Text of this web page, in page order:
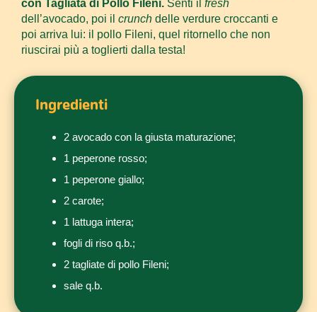
con Tagliata di Pollo Fileni. Senti il fresh
dell’avocado, poi il crunch delle verdure croccanti e
poi arriva lui: il pollo Fileni, quel ritornello che non
riuscirai più a toglierti dalla testa!
Ingredienti
2 avocado con la giusta maturazione;
1 peperone rosso;
1 peperone giallo;
2 carote;
1 lattuga intera;
fogli di riso q.b.;
2 tagliate di pollo Fileni;
sale q.b.